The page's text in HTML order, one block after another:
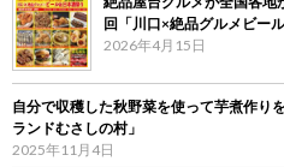
回「川口×絶品グルメビー
2026年4月15日
自分で収穫した秋野菜を使って芋煮作
ランドむさしの村」
2025年11月4日